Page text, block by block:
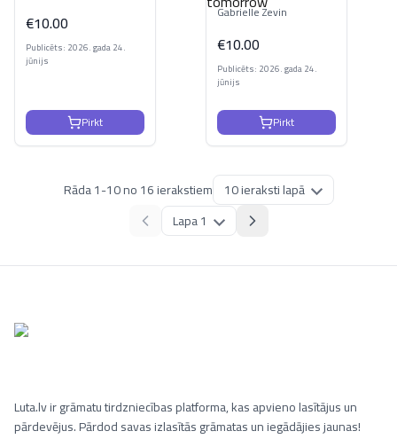
€10.00
Publicēts: 2026. gada 24.
jūnijs
Pirkt
tomorrow
Gabrielle Zevin
€10.00
Publicēts: 2026. gada 24.
jūnijs
Pirkt
Rāda1-10no16ierakstiem
Luta.lv ir grāmatu tirdzniecības platforma, kas apvieno lasītājus un
pārdevējus. Pārdod savas izlasītās grāmatas un iegādājies jaunas!